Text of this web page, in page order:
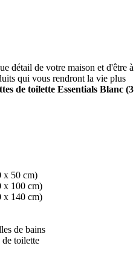
détail de votre maison et d'être à
qui vous rendront la vie plus
de toilette Essentials Blanc (3
x 50 cm)
x 100 cm)
x 140 cm)
de bains
de toilette